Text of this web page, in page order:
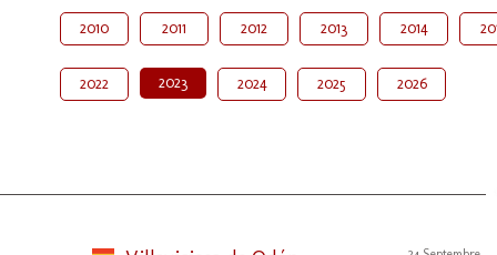
2010 2011 2012 2013 2014
2022 2023 2024 2025 2026